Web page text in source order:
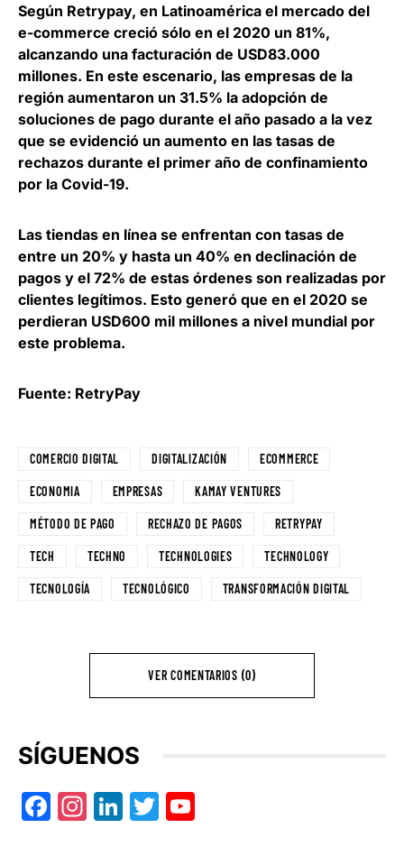
Según Retrypay, en Latinoamérica el mercado del
e-commerce creció sólo en el 2020 un 81%,
alcanzando una facturación de USD83.000
millones. En este escenario, las empresas de la
región aumentaron un 31.5% la adopción de
soluciones de pago durante el año pasado a la vez
que se evidenció un aumento en las tasas de
rechazos durante el primer año de confinamiento
por la Covid-19.
Las tiendas en línea se enfrentan con tasas de
entre un 20% y hasta un 40% en declinación de
pagos y el 72% de estas órdenes son realizadas por
clientes legítimos. Esto generó que en el 2020 se
perdieran USD600 mil millones a nivel mundial por
este problema.
Fuente: RetryPay
COMERCIO DIGITAL DIGITALIZACIÓN ECOMMERCE
ECONOMIA EMPRESAS KAMAY VENTURES
MÉTODO DE PAGO RECHAZO DE PAGOS RETRYPAY
TECH TECHNO TECHNOLOGIES TECHNOLOGY
TECNOLOGÍA TECNOLÓGICO TRANSFORMACIÓN DIGITAL
VER COMENTARIOS (0)
SÍGUENOS
Facebook
Instagram
LinkedIn
Twitter